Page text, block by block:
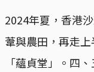
2024年夏，香港
葦與農田，再走
「蘊貞堂」。四